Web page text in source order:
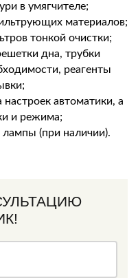
в умягчителе;
материалов;
тонкой очистки;
дна, трубки
реагенты
настроек автоматики, а
и режима;
лампы (при наличии).